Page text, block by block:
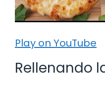
Play on YouTube
Rellenando